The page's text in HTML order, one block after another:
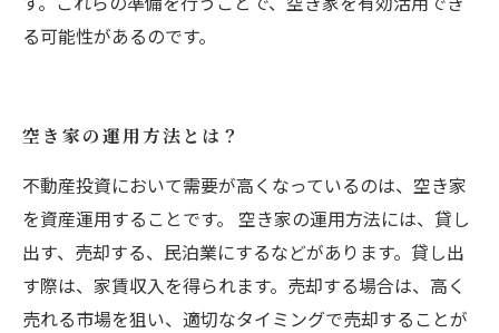
る可能性があるのです。
空き家の運用方法とは？
不動産投資において需要が高くなっているのは、空き家
を資産運用することです。 空き家の運用方法には、貸し
出す、売却する、民泊業にするなどがあります。貸し出
す際は、家賃収入を得られます。売却する場合は、高く
売れる市場を狙い、適切なタイミングで売却することが